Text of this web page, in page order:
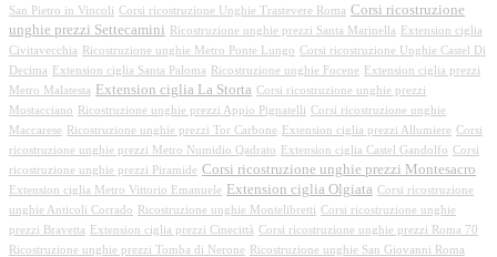
San Pietro in Vincoli Corsi ricostruzione Unghie Trastevere Roma Corsi ricostruzione
unghie prezzi Settecamini
Ricostruzione unghie prezzi Santa Marinella
Extension ciglia
Civitavecchia
Ricostruzione unghie Metro Ponte Lungo Corsi ricostruzione Unghie Castel Di
Decima
Extension ciglia Santa Paloma Ricostruzione unghie Focene
Extension ciglia prezzi
Metro Malatesta Extension ciglia La Storta Corsi ricostruzione unghie prezzi
Mostacciano
Ricostruzione unghie prezzi Appio Pignatelli Corsi ricostruzione unghie
Maccarese
Ricostruzione unghie prezzi Tor Carbone Extension ciglia prezzi Allumiere Corsi
ricostruzione unghie prezzi Metro Numidio Qadrato
Extension ciglia Castel Gandolfo Corsi
ricostruzione unghie prezzi Piramide Corsi ricostruzione unghie prezzi Montesacro
Extension ciglia Metro Vittorio Emanuele Extension ciglia Olgiata Corsi ricostruzione
unghie Anticoli Corrado
Ricostruzione unghie Montelibretti Corsi ricostruzione unghie
prezzi Bravetta
Extension ciglia prezzi Cinecittà Corsi ricostruzione unghie prezzi Roma 70
Ricostruzione unghie prezzi Tomba di Nerone
Ricostruzione unghie San Giovanni Roma